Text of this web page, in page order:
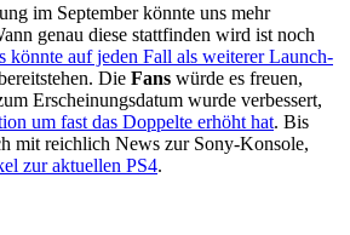
im September könnte uns mehr
genau diese stattfinden wird ist noch
könnte auf jeden Fall als weiterer Launch-
Die Fans würde es freuen,
Erscheinungsdatum wurde verbessert,
um fast das Doppelte erhöht hat. Bis
mit reichlich News zur Sony-Konsole,
zur aktuellen PS4.